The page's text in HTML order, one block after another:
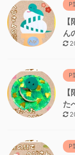
P
ん
P
た
P